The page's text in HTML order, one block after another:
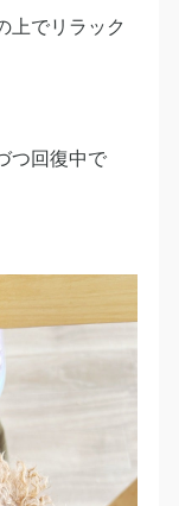
上でリラック
つ回復中で